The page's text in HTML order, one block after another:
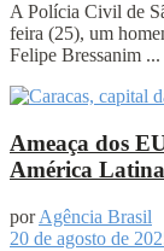
A Polícia Civil de
feira (25), um
Felipe Bressanim ...
Ameaça dos
América Latina
por Agência Brasil
20 de agosto de